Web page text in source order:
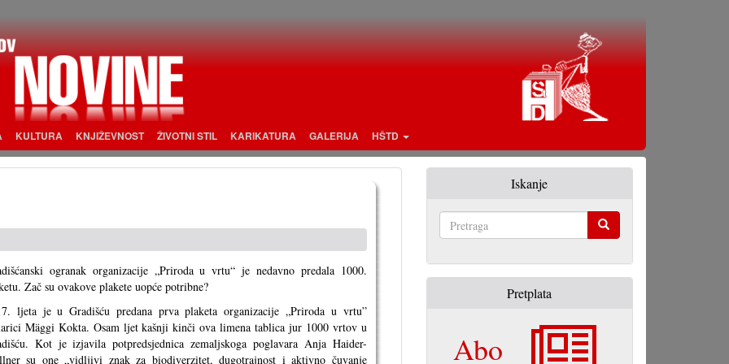
KULTURA KNJIŽEVNOST ŽIVOTNI STIL KARIKATURA GALERIJA HŠTD
ogranak organizacije „Priroda u vrtu“ je nedavno predala 1000.
Zač su ovakove plakete uopće potribne?
ljeta je u Gradišću predana prva plaketa organizacije „Priroda u vrtu”
Mäggi Kokta. Osam ljet kašnji kinči ova limena tablica jur 1000 vrtov u
Kot je izjavila potpredsjednica zemaljskoga poglavara Anja Haider-
su one „vidljivi znak za biodiverzitet, dugotrajnost i aktivno čuvanje
Iskanje
Pretplata
Abo